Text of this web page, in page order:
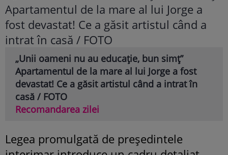
„Unii oameni nu au educație, bun simț”
Apartamentul de la mare al lui Jorge a fost
devastat! Ce a găsit artistul când a intrat în
casă / FOTO
Recomandarea zilei
Legea promulgată de președintele